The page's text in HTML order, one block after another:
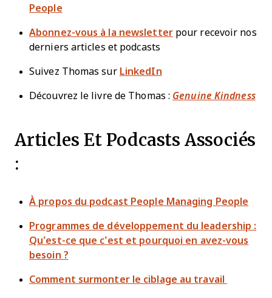
People
Abonnez-vous à la newsletterpour recevoir nos
derniers articles et podcasts
Suivez Thomas sur LinkedIn
Découvrez le livre de Thomas : Genuine Kindness
Articles Et Podcasts Associés
:
À propos du podcast People Managing People
Programmes de développement du leadership :
Qu’est-ce que c’est et pourquoi en avez-vous
besoin ?
Comment surmonter le ciblage au travail